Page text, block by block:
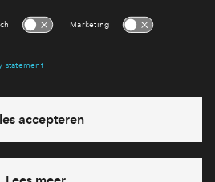
7122717
beschikbaar (behalve tijdens
feestdagen)
chat en telefoon